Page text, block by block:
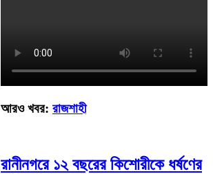
আরও খবর: রাজশাহী
​রানীনগরে ১২ বছরের কিশোরীকে ধর্ষণের